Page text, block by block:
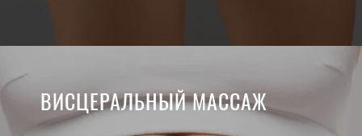
ВИСЦЕРАЛЬНЫЙ МАССАЖ